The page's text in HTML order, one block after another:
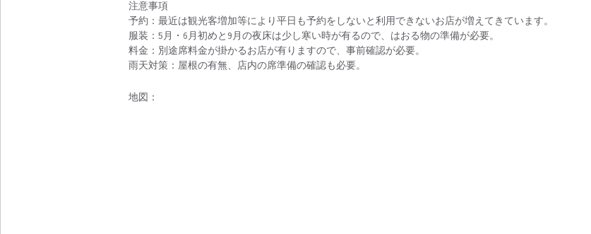
注意事項
予約：最近は観光客増加等により平日も予約をしないと利用できないお店が増えてきています。
服装：5月・6月初めと9月の夜床は少し寒い時が有るので、はおる物の準備が必要。
料金：別途席料金が掛かるお店が有りますので、事前確認が必要。
雨天対策：屋根の有無、店内の席準備の確認も必要。
地図：